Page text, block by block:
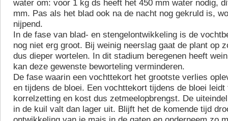
water om: voor 1 kg ds heeft het 450 mm water nodig,
mm. Pas als het blad ook na de nacht nog gekruld is,
nijpend.
In de fase van blad- en stengelontwikkeling is de
nog niet erg groot. Bij weinig neerslag gaat de plant op
dus dieper wortelen. In dit stadium beregenen heeft
kan deze gewenste beworteling verminderen.
De fase waarin een vochttekort het grootste verlies
en tijdens de bloei. Een vochttekort tijdens de bloei leidt
korrelzetting en kost dus zetmeelopbrengst. De
in de kuil valt dan lager uit. Blijft het de komende tijd